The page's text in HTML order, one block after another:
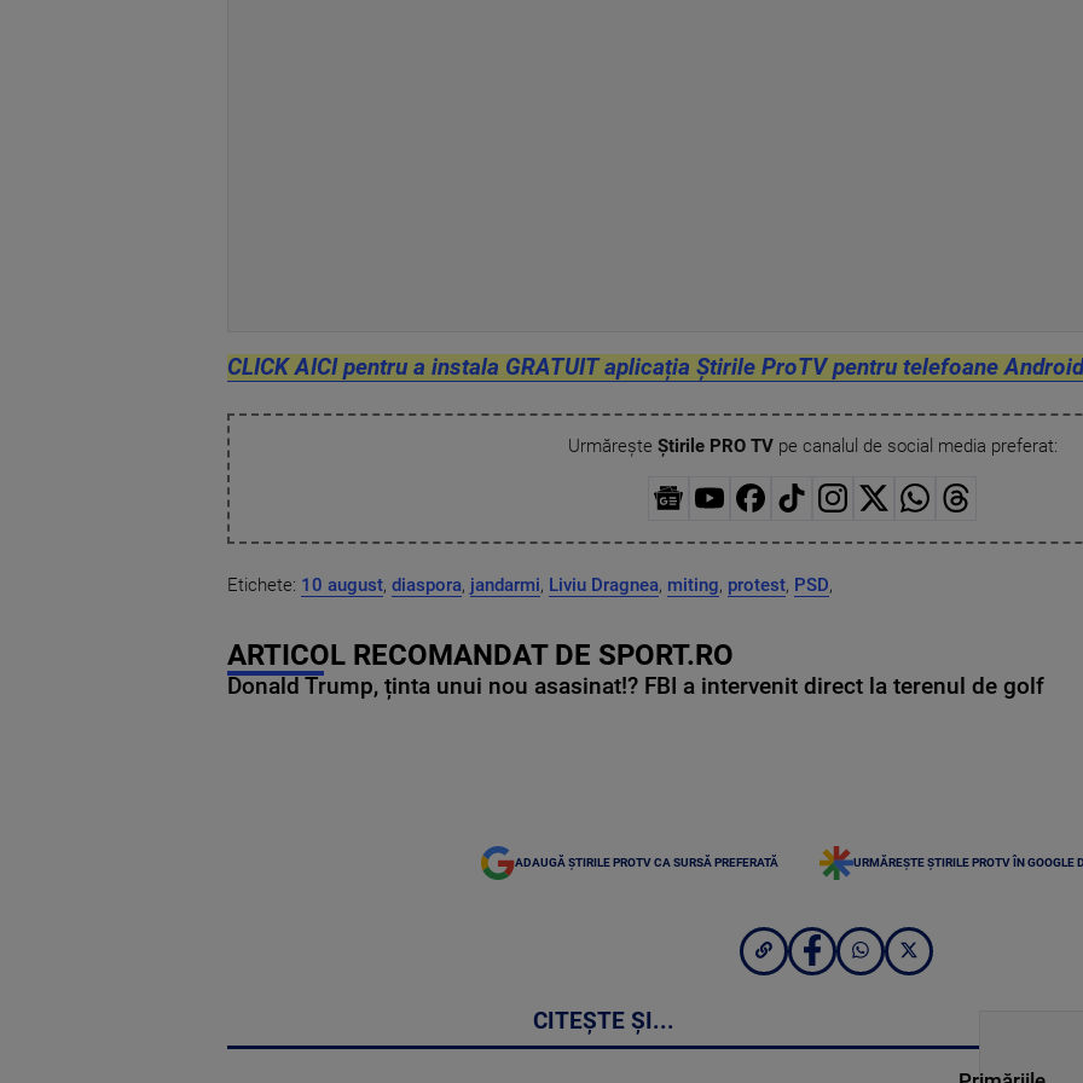
CLICK AICI pentru a instala GRATUIT aplicația Știrile ProTV pentru telefoane
Urmărește Știrile PRO TVpe canalul de social media preferat:
Etichete: 10 august, diaspora, jandarmi, Liviu Dragnea, miting, protest, PSD,
ARTICOL RECOMANDAT DE SPORT.RO
Donald Trump, ținta unui nou asasinat!? FBI a intervenit direct la terenul de golf
ADAUGĂ ȘTIRILE PROTV CA SURSĂ PREFERATĂ URMĂREȘTE ȘTIRILE PROTV ÎN GOOGLE
CITEȘTE ȘI...